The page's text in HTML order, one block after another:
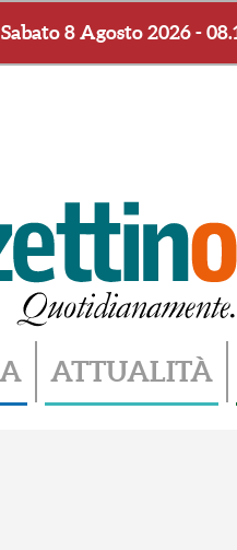
Sabato 8 Agosto 2026 -
ATTUALITÀ